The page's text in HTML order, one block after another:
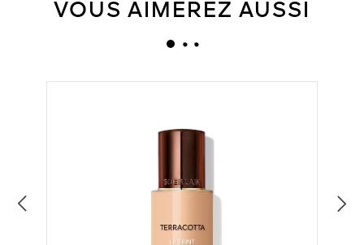
VOUS AIMEREZ AUSSI